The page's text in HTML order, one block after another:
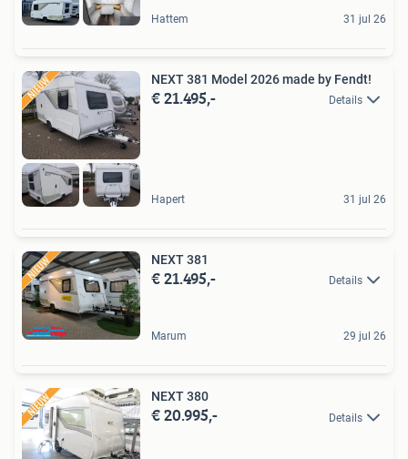
Hattem 31 jul 26
NEXT 381 Model 2026 made by Fendt!
€ 21.495,- Details
Hapert 31 jul 26
NEXT 381
€ 21.495,- Details
Marum 29 jul 26
NEXT 380
€ 20.995,- Details